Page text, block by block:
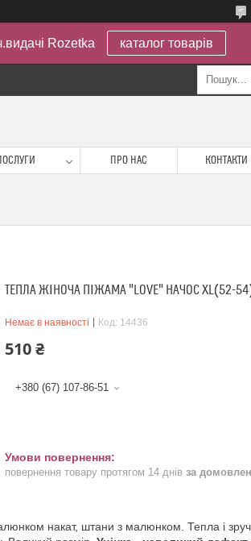
Rozetka каталог товарів
ПРО НАС КОНТАКТИ
ТЕПЛА ЖІНОЧА ПІЖАМА "LOVE" НАЧОС XL(52-
Немає в наявності Код: 14436
510 ₴
+380 (67) 107-86-51
повернення товару протягом 14 днів за
накат, штани з малюнком. Тепла і